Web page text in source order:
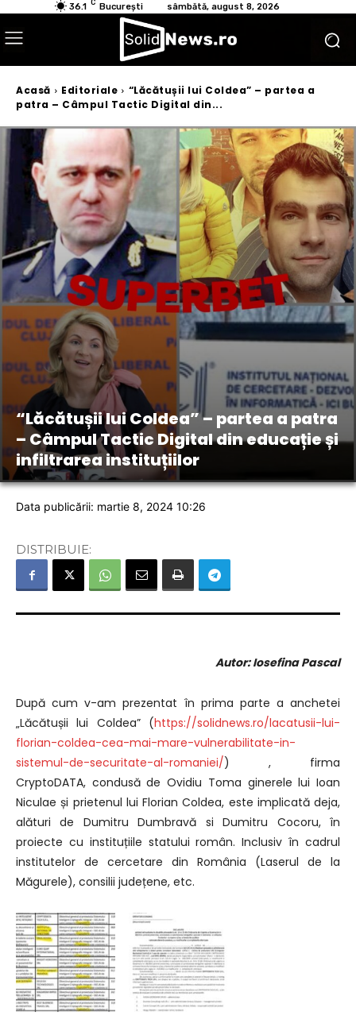
36.1 C București sâmbătă, august 8, 2026
Acasă Editoriale
“Lăcătușii lui Coldea” – partea a
patra – Câmpul Tactic Digital din...
“Lăcătușii lui Coldea” – partea a patra
– Câmpul Tactic Digital din educație și
infiltrarea instituțiilor
Data publicării: martie 8, 2024 10:26
DISTRIBUIE:
Autor: Iosefina Pascal
După cum v-am prezentat în prima parte a anchetei
„Lăcătușii lui Coldea” (https://solidnews.ro/lacatusii-lui-
florian-coldea-cea-mai-mare-vulnerabilitate-in-
sistemul-de-securitate-al-romaniei/) , firma
CryptoDATA, condusă de Ovidiu Toma ginerele lui Ioan
Niculae și prietenul lui Florian Coldea, este implicată deja,
alături de Dumitru Dumbravă si Dumitru Cocoru, în
proiecte cu instituțiile statului român. Inclusiv în cadrul
institutelor de cercetare din România (Laserul de la
Măgurele), consilii județene, etc.